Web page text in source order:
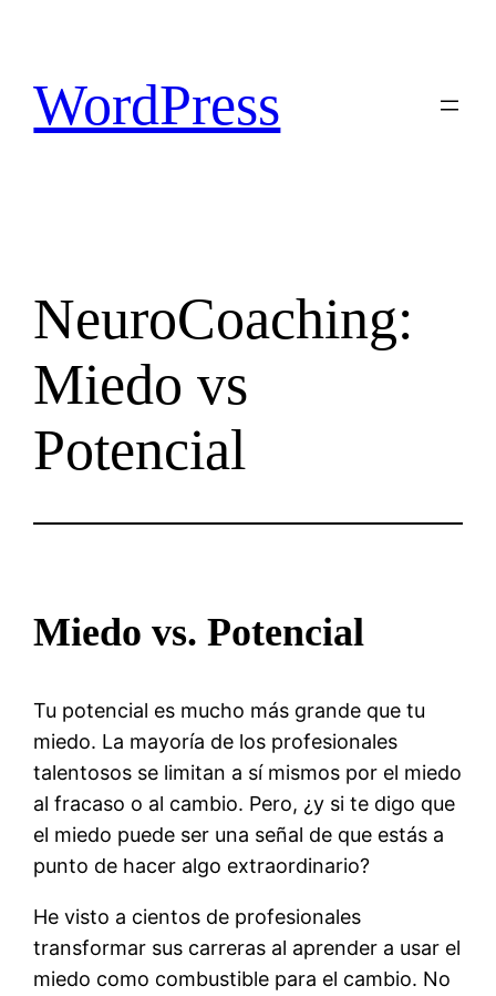
contenido
WordPress
NeuroCoaching:
Miedo vs
Potencial
Miedo vs. Potencial
Tu potencial es mucho más grande que tu
miedo. La mayoría de los profesionales
talentosos se limitan a sí mismos por el miedo
al fracaso o al cambio. Pero, ¿y si te digo que
el miedo puede ser una señal de que estás a
punto de hacer algo extraordinario?
He visto a cientos de profesionales
transformar sus carreras al aprender a usar el
miedo como combustible para el cambio. No